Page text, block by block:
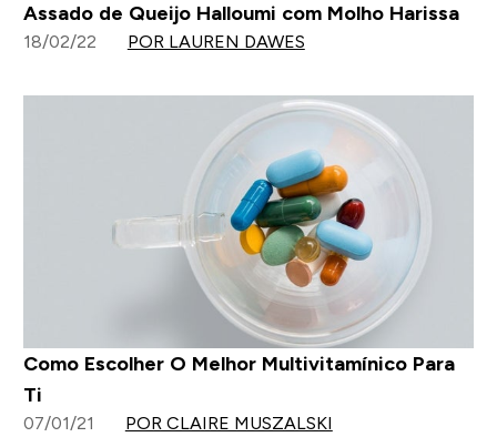
Assado de Queijo Halloumi com Molho Harissa
18/02/22 POR LAUREN DAWES
Como Escolher O Melhor Multivitamínico Para
Ti
07/01/21 POR CLAIRE MUSZALSKI